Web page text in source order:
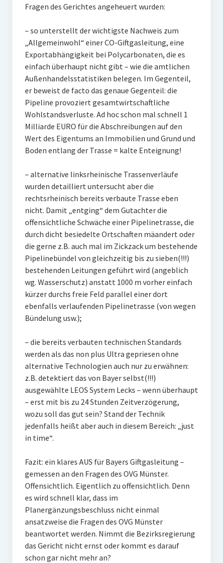
Fragen des Gerichtes angeheuert wurden:
– so unterstellt der wichtigste Nachweis zum
„Allgemeinwohl“ einer CO-Giftgasleitung, eine
Exportabhängigkeit bei Polycarbonaten, die es
einfach überhaupt nicht gibt – wie die amtlichen
Außenhandelsstatistiken belegen. Im Gegenteil,
er beweist de facto das genaue Gegenteil: die
Pipeline provoziert gesamtwirtschaftliche
Wohlstandsverluste. Ad hoc schon mal schnell 1
Milliarde EURO für die Abschreibungen auf den
Wert des Eigentums an Immobilien und Grund und
Boden entlang der Trasse = kalte Enteignung!
– alternative linksrheinische Trassenverläufe
wurden detailliert untersucht aber die
rechtsrheinisch bereits verbaute Trasse eben
nicht. Damit „entging“ dem Gutachter die
offensichtliche Schwäche einer Pipelinetrasse, die
durch dicht besiedelte Ortschaften mäandert oder
die gerne z.B. auch mal im Zickzack um bestehende
Pipelinebündel von gleichzeitig bis zu sieben(!!!)
bestehenden Leitungen geführt wird (angeblich
wg. Wasserschutz) anstatt 1000 m vorher einfach
kürzer durchs freie Feld parallel einer dort
ebenfalls verlaufenden Pipelinetrasse (von wegen
Bündelung usw.);
– die bereits verbauten technischen Standards
werden als das non plus Ultra gepriesen ohne
alternative Technologien auch nur zu erwähnen:
z.B. detektiert das von Bayer selbst(!!!)
ausgewählte LEOS System Lecks – wenn überhaupt
– erst mit bis zu 24 Stunden Zeitverzögerung,
wozu soll das gut sein? Stand der Technik
jedenfalls heißt aber auch in diesem Bereich: „just
in time“.
Fazit: ein klares AUS für Bayers Giftgasleitung –
gemessen an den Fragen des OVG Münster.
Offensichtlich. Eigentlich zu offensichtlich. Denn
es wird schnell klar, dass im
Planergänzungsbeschluss nicht einmal
ansatzweise die Fragen des OVG Münster
beantwortet werden. Nimmt die Bezirksregierung
das Gericht nicht ernst oder kommt es darauf
schon gar nicht mehr an?